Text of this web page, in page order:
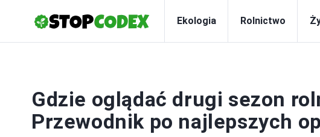
Ekologia Rolnictwo
Gdzie oglądać drugi sezon
Przewodnik po najlepszych